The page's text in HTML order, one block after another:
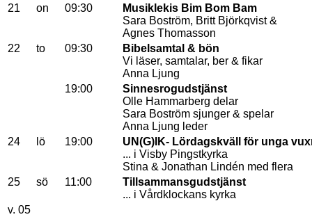
21
on 09:30
Musiklekis Bim Bom Bam
Sara Boström, Britt Björkqvist &
Agnes Thomasson
22
to 09:30
Bibelsamtal & bön
Vi läser, samtalar, ber & fikar
Anna Ljung
19:00
Sinnesrogudstjänst
Olle Hammarberg delar
Sara Boström sjunger & spelar
Anna Ljung leder
24
lö 19:00
UN(G)IK- Lördagskväll för unga
... i Visby Pingstkyrka
Stina & Jonathan Lindén med flera
25
sö 11:00
Tillsammansgudstjänst
... i Vårdklockans kyrka
v. 05